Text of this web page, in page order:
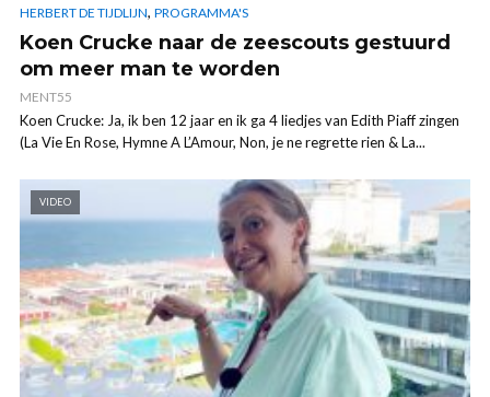
HERBERT DE TIJDLIJN, PROGRAMMA'S
Koen Crucke naar de zeescouts gestuurd
om meer man te worden
MENT55
Koen Crucke: Ja, ik ben 12 jaar en ik ga 4 liedjes van Edith Piaff zingen
(La Vie En Rose, Hymne A L’Amour, Non, je ne regrette rien & La...
VIDEO